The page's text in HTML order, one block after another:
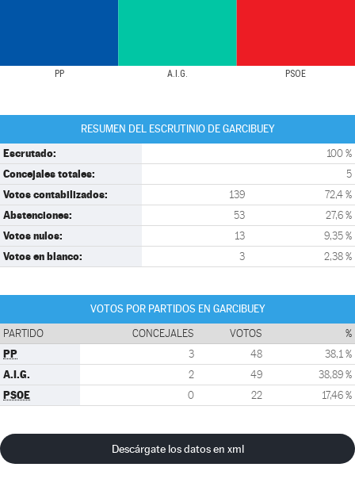
PP A.I.G. PSOE
RESUMEN DEL ESCRUTINIO DE GARCIBUEY
Escrutado: 100 %
Concejales totales: 5
Votos contabilizados: 139 72,4 %
Abstenciones: 53 27,6 %
Votos nulos: 13 9,35 %
Votos en blanco: 3 2,38 %
VOTOS POR PARTIDOS EN GARCIBUEY
PARTIDO CONCEJALES VOTOS %
PP 3 48 38,1 %
A.I.G. 2 49 38,89 %
PSOE 0 22 17,46 %
Descárgate los datos en xml